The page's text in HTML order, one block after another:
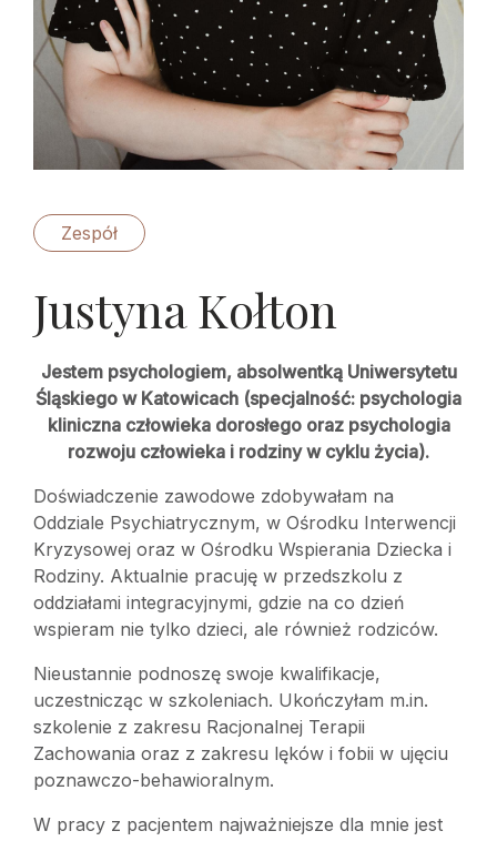
Zespół
Justyna Kołton
Jestem psychologiem, absolwentką Uniwersytetu
Śląskiego w Katowicach (specjalność: psychologia
kliniczna człowieka dorosłego oraz psychologia
rozwoju człowieka i rodziny w cyklu życia).
Doświadczenie zawodowe zdobywałam na
Oddziale Psychiatrycznym, w Ośrodku Interwencji
Kryzysowej oraz w Ośrodku Wspierania Dziecka i
Rodziny. Aktualnie pracuję w przedszkolu z
oddziałami integracyjnymi, gdzie na co dzień
wspieram nie tylko dzieci, ale również rodziców.
Nieustannie podnoszę swoje kwalifikacje,
uczestnicząc w szkoleniach. Ukończyłam m.in.
szkolenie z zakresu Racjonalnej Terapii
Zachowania oraz z zakresu lęków i fobii w ujęciu
poznawczo-behawioralnym.
W pracy z pacjentem najważniejsze dla mnie jest